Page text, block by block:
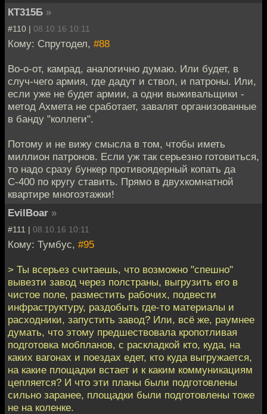
КТ315Б »
#110 | 08.10.16 10:11
Кому: Спрутодел, #88
Во-о-от, камрад, аналогично думаю. Или будет, в
случ-чего армия, где дадут и ствол, и патроны. Или,
если уже не будет армии, а одни выживальщики -
метод Ахмета не сработает, завалят организованные
в банду "коллеги".
Потому и не вижу смысла в том, чтобы иметь
миллион патронов. Если уж так серьезно готовиться,
то надо сразу бункер противоядерный копать да
С-400 по кругу ставить. Прямо в двухкомнатной
квартире многоэтажки!
EvilBoar »
#111 | 08.10.16 10:11
Кому: Тумбус, #95
> Ты всерьез считаешь, что возможно "спешно"
вывезти завод через полстраны, выгрузить его в
чистое поле, разместить рабочих, подвести
инфраструктуру, раздобыть где-то материалы и
расходники, запустить завод? Или, всё же, раумнее
думать, что этому предшествовала кропотливая
подготовка мобпланов, с раскладкой кто, куда, на
каких вагонах и поездах едет, кто куда выгружается,
на какие площадки встает и к каким коммуникациям
цепляется? И что эти планы были подготовлены
сильно заранее, площадки были подготовлены тоже
не на коленке.